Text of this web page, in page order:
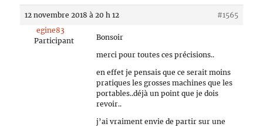
12 novembre 2018 à 20 h 12
#1565
egine83
Participant
Bonsoir
merci pour toutes ces précisions..
en effet je pensais que ce serait moins
pratiques les grosses machines que les
portables..déjà un point que je dois
revoir..
j’ai vraiment envie de partir sur une